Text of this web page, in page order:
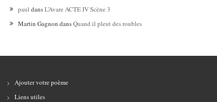
paul dansL’Avare ACTE IV Scène 3
Martin Gagnon dansQuand il pleut des roubles
Ajouter votre poème
Liens utiles